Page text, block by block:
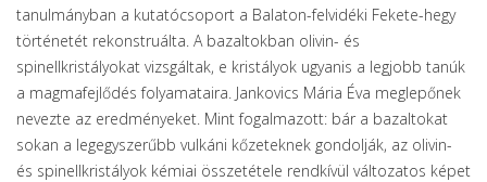
tanulmányban a kutatócsoport a Balaton-felvidéki Fekete-hegy
történetét rekonstruálta. A bazaltokban olivin- és
spinellkristályokat vizsgáltak, e kristályok ugyanis a legjobb tanúk
a magmafejlődés folyamataira. Jankovics Mária Éva meglepőnek
nevezte az eredményeket. Mint fogalmazott: bár a bazaltokat
sokan a legegyszerűbb vulkáni kőzeteknek gondolják, az olivin-
és spinellkristályok kémiai összetétele rendkívül változatos képet